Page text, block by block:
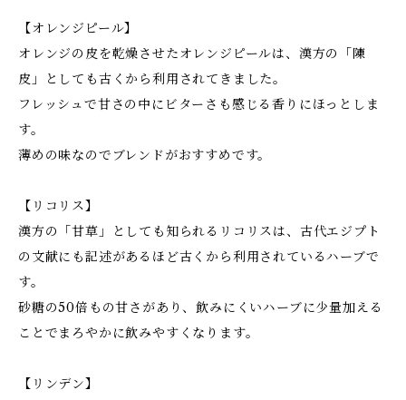
【オレンジピール】
オレンジの皮を乾燥させたオレンジピールは、漢方の「陳
皮」としても古くから利用されてきました。
フレッシュで甘さの中にビターさも感じる香りにほっとしま
す。
薄めの味なのでブレンドがおすすめです。
【リコリス】
漢方の「甘草」としても知られるリコリスは、古代エジプト
の文献にも記述があるほど古くから利用されているハーブで
す。
砂糖の50倍もの甘さがあり、飲みにくいハーブに少量加える
ことでまろやかに飲みやすくなります。
【リンデン】